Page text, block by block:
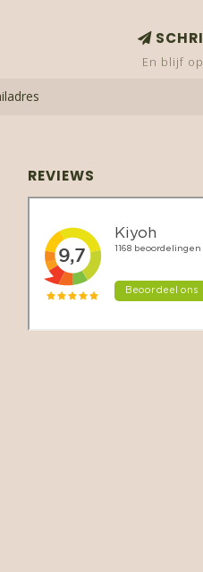
En blijf
REVIEWS